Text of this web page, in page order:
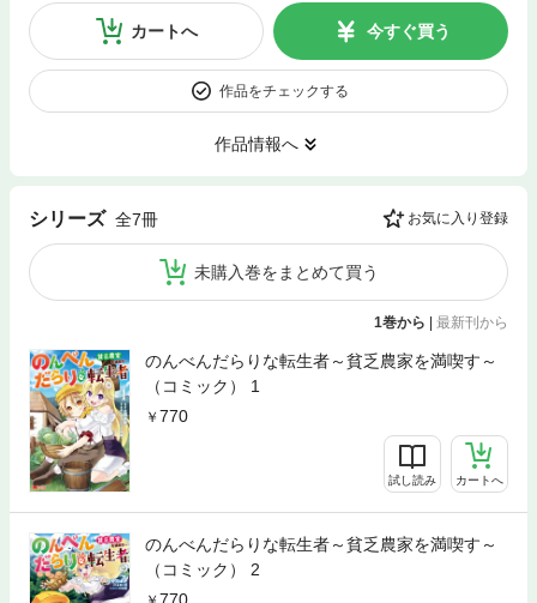
カートへ 今すぐ買う
作品をチェックする
作品情報へ
シリーズ 全7冊 お気に入り登録
未購入巻をまとめて買う
1巻から | 最新刊から
のんべんだらりな転生者～貧乏農家を満喫す～
（コミック） 1
770
試し読み カートへ
のんべんだらりな転生者～貧乏農家を満喫す～
（コミック） 2